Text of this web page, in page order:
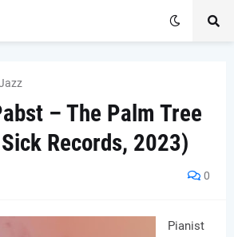
– The Palm Tree
Records, 2023)
0
Pianist